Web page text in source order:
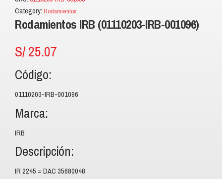
Category: Rodamientos
Rodamientos IRB (01110203-IRB-001096)
S/25.07
Código:
01110203-IRB-001096
Marca:
IRB
Descripción:
IR 2245 = DAC 35680048